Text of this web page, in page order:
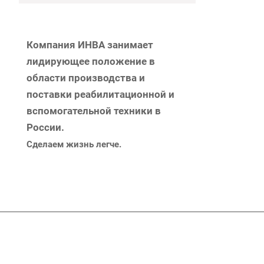
Компания ИНВА занимает
лидирующее положение в
области производства и
поставки реабилитационной и
вспомогательной техники в
России.
Сделаем жизнь легче.